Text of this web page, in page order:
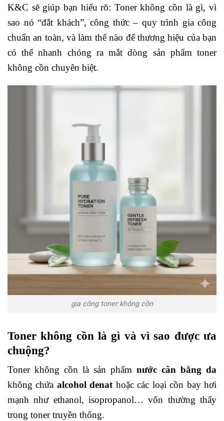
K&C sẽ giúp bạn hiểu rõ: Toner không cồn là gì, vì
sao nó “đắt khách”, công thức – quy trình gia công
chuẩn an toàn, và làm thế nào để thương hiệu của bạn
có thể nhanh chóng ra mắt dòng sản phẩm toner
không cồn chuyên biệt.
gia công toner không cồn
Toner không cồn là gì và vì sao được ưa
chuộng?
Toner không cồn là sản phẩm nước cân bằng da
không chứa alcohol denathoặc các loại cồn bay hơi
mạnh như ethanol, isopropanol… vốn thường thấy
trong toner truyền thống.